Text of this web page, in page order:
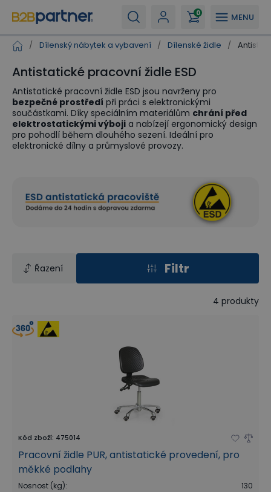
MENU
0
/ Dílenský nábytek a vybavení / Dílenské židle /
Antistatické pracovní židle ESD
Antistatické pracovní židle ESD jsou navrženy pro
bezpečné prostředí při práci s elektronickými
součástkami. Díky speciálním materiálům chrání před
elektrostatickými výboji a nabízejí ergonomický design
pro pohodlí během dlouhého sezení. Ideální pro
elektronické dílny a průmyslové provozy.
Řazení Filtr
4 produkty
Kód zboží: 475014
Pracovní židle PUR, antistatické provedení, pro
měkké podlahy
Nosnost (kg):
130